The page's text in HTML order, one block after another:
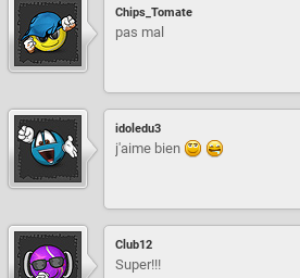
Chips_Tomate
pas mal
idoledu3
j'aime bien
Club12
Super!!!